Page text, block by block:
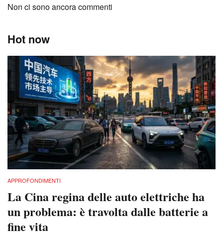
Non ci sono ancora commenti
Hot now
APPROFONDIMENTI
La Cina regina delle auto elettriche ha
un problema: è travolta dalle batterie a
fine vita